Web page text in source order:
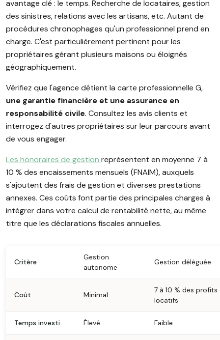
avantage clé : le temps. Recherche de locataires, gestion
des sinistres, relations avec les artisans, etc. Autant de
procédures chronophages qu'un professionnel prend en
charge. C'est particulièrement pertinent pour les
propriétaires gérant plusieurs maisons ou éloignés
géographiquement.
Vérifiez que l'agence détient la carte professionnelle G,
une garantie financière et une assurance en
responsabilité civile. Consultez les avis clients et
interrogez d'autres propriétaires sur leur parcours avant
de vous engager.
Les honoraires de gestion représentent en moyenne 7 à
10 % des encaissements mensuels (FNAIM), auxquels
s'ajoutent des frais de gestion et diverses prestations
annexes. Ces coûts font partie des principales charges à
intégrer dans votre calcul de rentabilité nette, au même
titre que les déclarations fiscales annuelles.
Critère
Gestion
autonome
Gestion déléguée
Coût Minimal
7 à 10 % des profits
locatifs
Temps investi Élevé Faible